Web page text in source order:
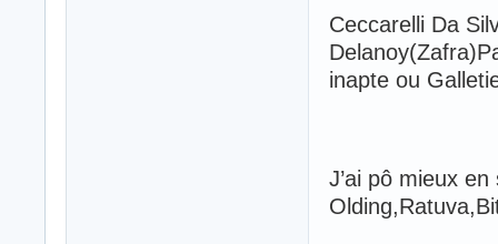
Ceccarelli Da
inapte ou
J’ai pô mieux